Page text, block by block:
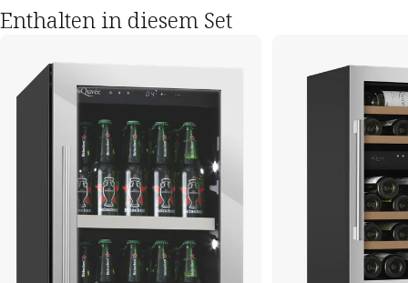
Enthalten in diesem Set